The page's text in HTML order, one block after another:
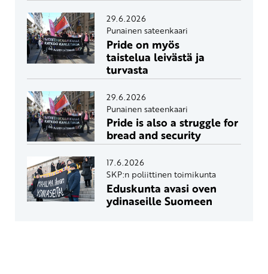
29.6.2026
Punainen sateenkaari
Pride on myös
taistelua leivästä ja
turvasta
29.6.2026
Punainen sateenkaari
Pride is also a struggle for
bread and security
17.6.2026
SKP:n poliittinen toimikunta
Eduskunta avasi oven
ydinaseille Suomeen